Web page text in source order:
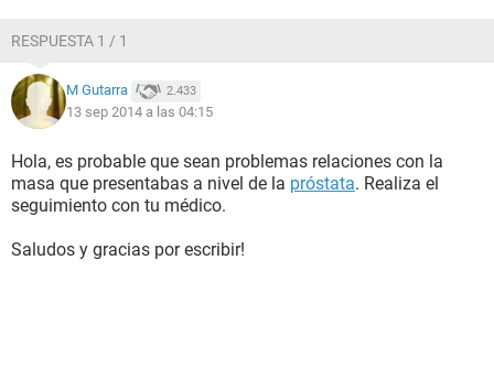
RESPUESTA 1 / 1
M Gutarra 2.433
13 sep 2014 a las 04:15
Hola, es probable que sean problemas relaciones con la
masa que presentabas a nivel de la próstata. Realiza el
seguimiento con tu médico.
Saludos y gracias por escribir!